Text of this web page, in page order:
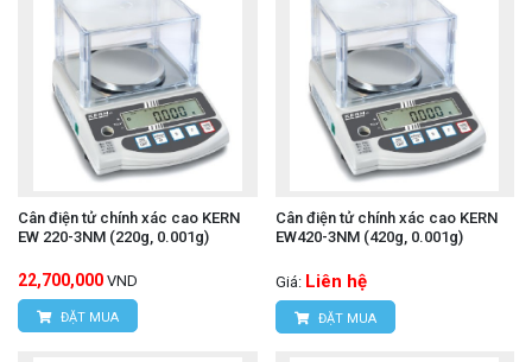
Cân điện tử chính xác cao KERN
EW 220-3NM (220g, 0.001g)
22,700,000 VND
ĐẶT MUA
Cân điện tử chính xác cao KERN
EW420-3NM (420g, 0.001g)
Giá: Liên hệ
ĐẶT MUA